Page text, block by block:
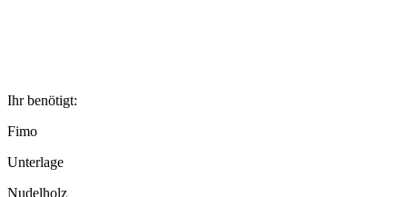
Ihr benötigt:
Fimo
Unterlage
Nudelholz